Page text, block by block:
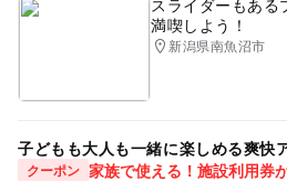
スライダーもある
満喫しよう！
新潟県南魚沼市
子どもも大人も一緒に楽しめる爽快
クーポン 家族で使える！施設利用券